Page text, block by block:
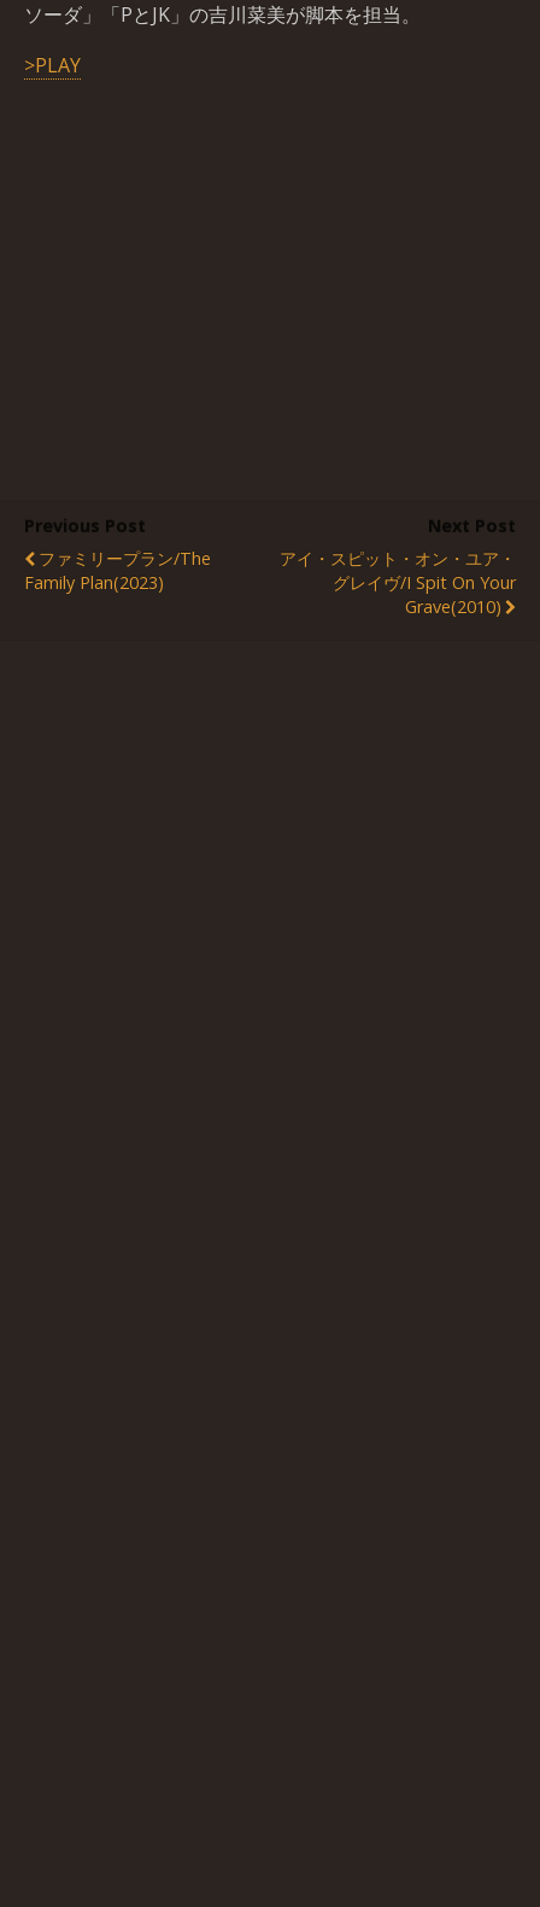
ソーダ」「PとJK」の吉川菜美が脚本を担当。
>PLAY
Previous Post
ファミリープラン/The
Family Plan(2023)
Next Post
アイ・スピット・オン・ユア・
グレイヴ/I Spit On Your
Grave(2010)